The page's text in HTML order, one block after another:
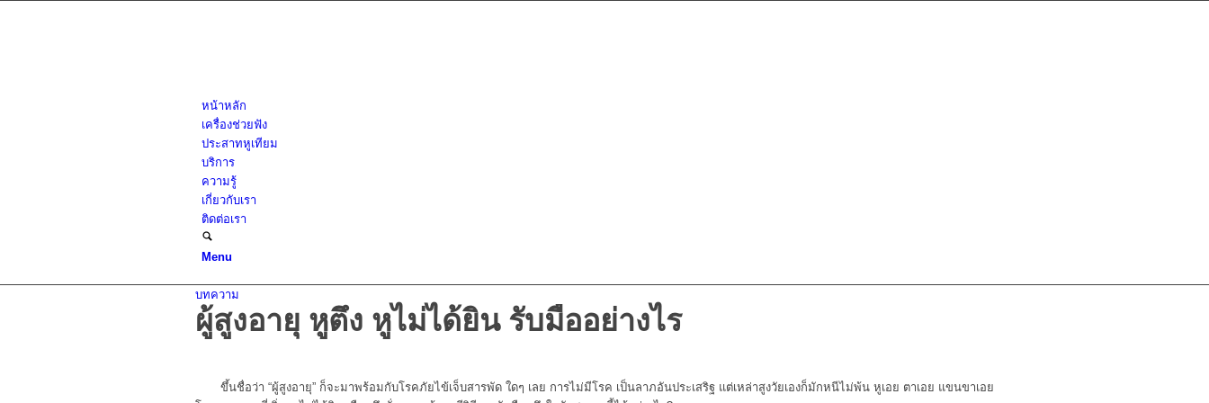
หน้าหลัก
เครื่องช่วยฟัง
ประสาทหูเทียม
บริการ
ความรู้
เกี่ยวกับเรา
ติดต่อเรา
Menu
บทความ
ผู้สูงอายุ หูตึง หูไม่ได้ยิน รับมืออย่างไร
ขึ้นชื่อว่า “ผู้สูงอายุ” ก็จะมาพร้อมกับโรคภัยไข้เจ็บสารพัด ใดๆ เลย การไม่มีโรค เป็นลาภอันประเสริฐ แต่เหล่าสูงวัยเองก็มักหนีไม่พ้น หูเอย ตาเอย แขนขาเอย